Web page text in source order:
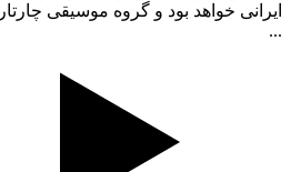
ایرانی خواهد بود و گروه موسیقی
...